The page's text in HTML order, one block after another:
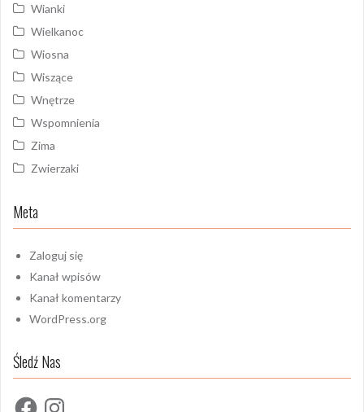
Wianki
Wielkanoc
Wiosna
Wiszące
Wnętrze
Wspomnienia
Zima
Zwierzaki
Meta
Zaloguj się
Kanał wpisów
Kanał komentarzy
WordPress.org
Śledź Nas
FacebookInstagram